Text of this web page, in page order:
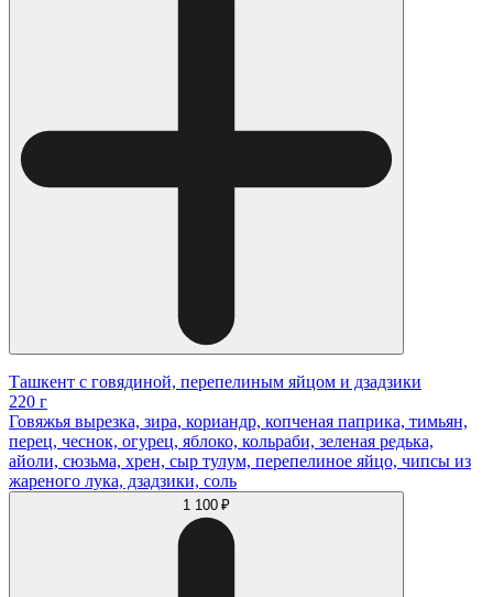
Ташкент с говядиной, перепелиным яйцом и дзадзики
220 г
Говяжья вырезка, зира, кориандр, копченая паприка, тимьян,
перец, чеснок, огурец, яблоко, кольраби, зеленая редька,
айоли, сюзьма, хрен, сыр тулум, перепелиное яйцо, чипсы из
жареного лука, дзадзики, соль
1 100 ₽